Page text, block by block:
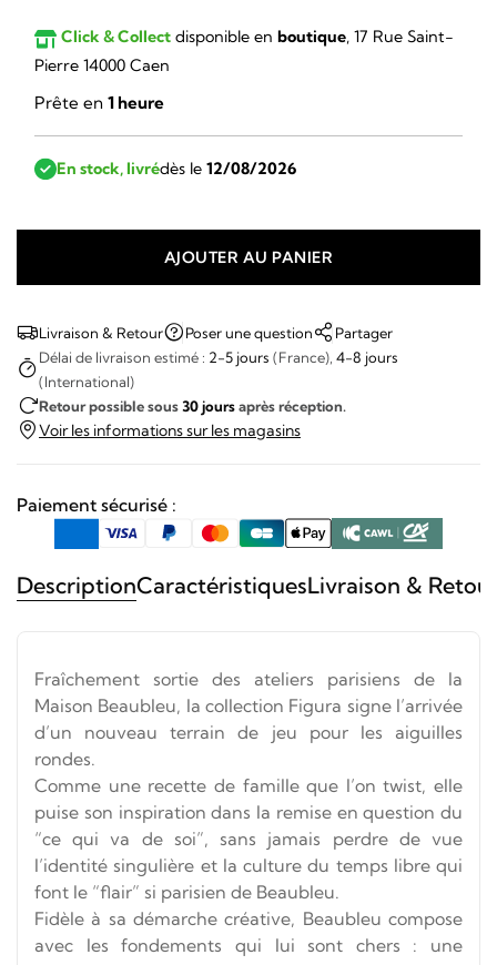
Click & Collect disponible en boutique, 17 Rue Saint-
Pierre 14000 Caen
Prête en 1 heure
En stock, livrédès le 12/08/2026
Beaubleu
-
Ecce
Figura
Smalt
AJOUTER AU PANIER
Livraison & Retour Poser une question
Partager
Délai de livraison estimé : 2-5 jours (France), 4-8 jours
(International)
Retour possible sous30 joursaprès réception.
Voir les informations sur les magasins
Paiement sécurisé :
DescriptionCaractéristiquesLivraison &
Fraîchement sortie des ateliers parisiens de la
Maison Beaubleu, la collection Figura signe l’arrivée
d’un nouveau terrain de jeu pour les aiguilles
rondes.
Comme une recette de famille que l’on twist, elle
puise son inspiration dans la remise en question du
“ce qui va de soi”, sans jamais perdre de vue
l’identité singulière et la culture du temps libre qui
font le “flair” si parisien de Beaubleu.
Fidèle à sa démarche créative, Beaubleu compose
avec les fondements qui lui sont chers : une